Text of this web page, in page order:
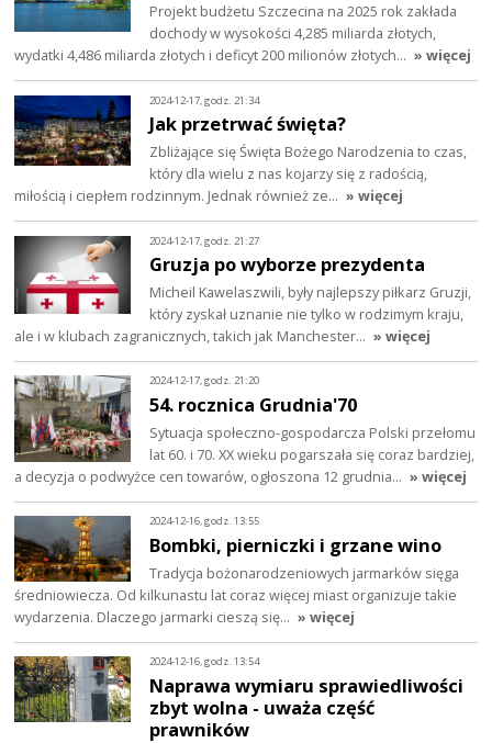
Projekt budżetu Szczecina na 2025 rok zakłada
dochody w wysokości 4,285 miliarda złotych,
wydatki 4,486 miliarda złotych i deficyt 200 milionów złotych… » więcej
2024-12-17, godz. 21:34
Jak przetrwać święta?
Zbliżające się Święta Bożego Narodzenia to czas,
który dla wielu z nas kojarzy się z radością,
miłością i ciepłem rodzinnym. Jednak również ze… » więcej
2024-12-17, godz. 21:27
Gruzja po wyborze prezydenta
Micheil Kawelaszwili, były najlepszy piłkarz Gruzji,
który zyskał uznanie nie tylko w rodzimym kraju,
ale i w klubach zagranicznych, takich jak Manchester… » więcej
2024-12-17, godz. 21:20
54. rocznica Grudnia'70
Sytuacja społeczno-gospodarcza Polski przełomu
lat 60. i 70. XX wieku pogarszała się coraz bardziej,
a decyzja o podwyżce cen towarów, ogłoszona 12 grudnia… » więcej
2024-12-16, godz. 13:55
Bombki, pierniczki i grzane wino
Tradycja bożonarodzeniowych jarmarków sięga
średniowiecza. Od kilkunastu lat coraz więcej miast organizuje takie
wydarzenia. Dlaczego jarmarki cieszą się… » więcej
2024-12-16, godz. 13:54
Naprawa wymiaru sprawiedliwości
zbyt wolna - uważa część
prawników